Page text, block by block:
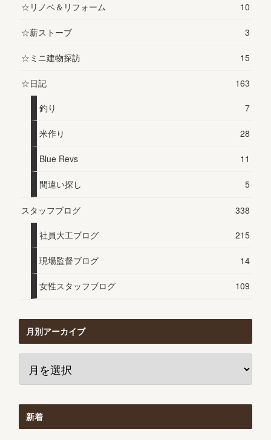
☆リノベ＆リフォーム 10
☆薪ストーブ 3
☆ミニ建物探訪 15
☆日記 163
釣り 7
米作り 28
Blue Revs 11
間違い探し 5
スタッフブログ 338
社員大工ブログ 215
現場監督ブログ 14
女性スタッフブログ 109
月別アーカイブ
新着